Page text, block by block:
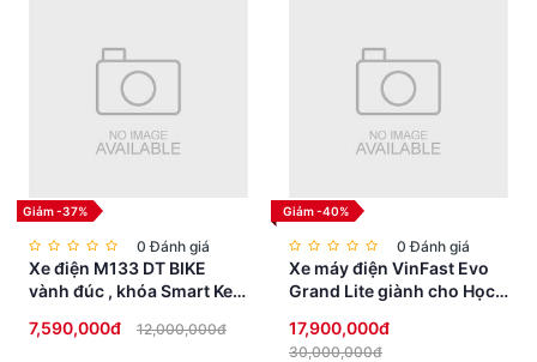
Giảm -37%
0 Đánh giá
Xe điện M133 DT BIKE
vành đúc , khóa Smart Key
cao cấp
7,590,000đ 12,000,000đ
Giảm -40%
0 Đánh giá
Xe máy điện VinFast Evo
Grand Lite giành cho Học
17,900,000đ
30,000,000đ